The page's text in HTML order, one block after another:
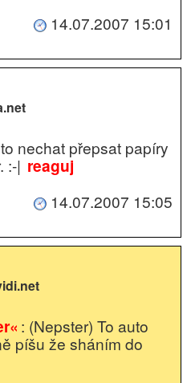
14.07.2007 15:01
nechat přepsat papíry
:-| reaguj
14.07.2007 15:05
: (Nepster) To auto
píšu že sháním do